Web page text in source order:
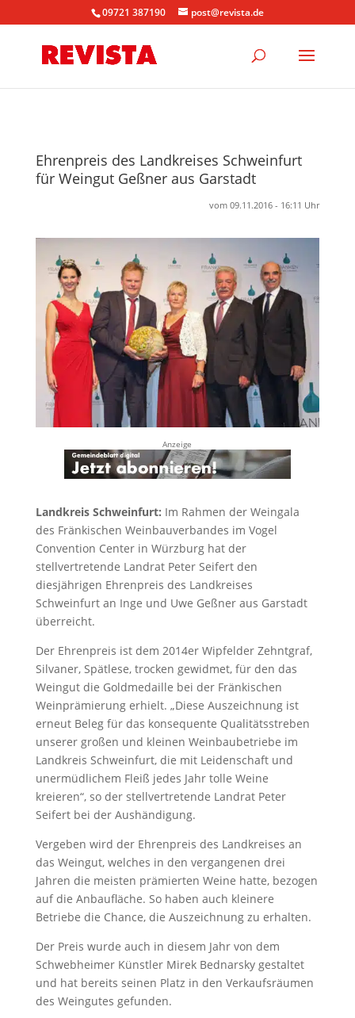
09721 387190 post@revista.de
Ehrenpreis des Landkreises Schweinfurt
für Weingut Geßner aus Garstadt
vom 09.11.2016 - 16:11 Uhr
Anzeige
Landkreis Schweinfurt: Im Rahmen der Weingala
des Fränkischen Weinbauverbandes im Vogel
Convention Center in Würzburg hat der
stellvertretende Landrat Peter Seifert den
diesjährigen Ehrenpreis des Landkreises
Schweinfurt an Inge und Uwe Geßner aus Garstadt
überreicht.
Der Ehrenpreis ist dem 2014er Wipfelder Zehntgraf,
Silvaner, Spätlese, trocken gewidmet, für den das
Weingut die Goldmedaille bei der Fränkischen
Weinprämierung erhielt. „Diese Auszeichnung ist
erneut Beleg für das konsequente Qualitätsstreben
unserer großen und kleinen Weinbaubetriebe im
Landkreis Schweinfurt, die mit Leidenschaft und
unermüdlichem Fleiß jedes Jahr tolle Weine
kreieren“, so der stellvertretende Landrat Peter
Seifert bei der Aushändigung.
Vergeben wird der Ehrenpreis des Landkreises an
das Weingut, welches in den vergangenen drei
Jahren die meisten prämierten Weine hatte, bezogen
auf die Anbaufläche. So haben auch kleinere
Betriebe die Chance, die Auszeichnung zu erhalten.
Der Preis wurde auch in diesem Jahr von dem
Schwebheimer Künstler Mirek Bednarsky gestaltet
und hat bereits seinen Platz in den Verkaufsräumen
des Weingutes gefunden.